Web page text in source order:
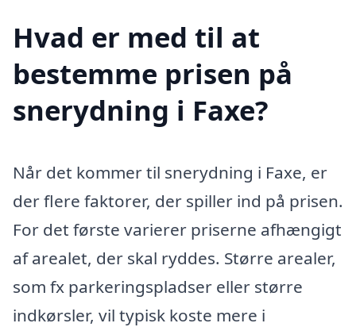
Hvad er med til at
bestemme prisen på
snerydning i Faxe?
Når det kommer til snerydning i Faxe, er
der flere faktorer, der spiller ind på prisen.
For det første varierer priserne afhængigt
af arealet, der skal ryddes. Større arealer,
som fx parkeringspladser eller større
indkørsler, vil typisk koste mere i